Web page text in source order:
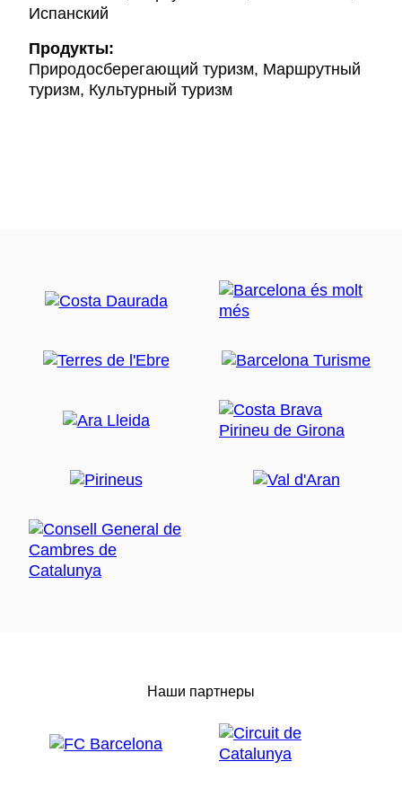
Испанский
Продукты:
Природосберегающий туризм, Маршрутный
туризм, Культурный туризм
Наши партнеры